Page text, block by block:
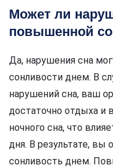
Может ли
повышенной
Да, нарушения сна
сонливости днем. В
нарушений сна, ваш
достаточно отдыха и
ночного сна, что
дня. В результате, вы
сонливость днем.